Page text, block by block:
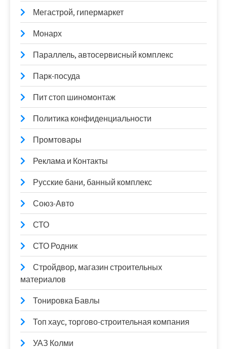
Мегастрой, гипермаркет
Монарх
Параллель, автосервисный комплекс
Парк-посуда
Пит стоп шиномонтаж
Политика конфиденциальности
Промтовары
Реклама и Контакты
Русские бани, банный комплекс
Союз-Авто
СТО
СТО Родник
Стройдвор, магазин строительных
материалов
Тонировка Бавлы
Топ хаус, торгово-строительная компания
УАЗ Колми